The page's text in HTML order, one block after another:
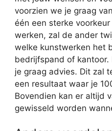
voorzien we je graag
één een sterke
werken, zal de ander
welke kunstwerken het
bedrijfspand of
je graag advies. Dit zal
een resultaat waar je
Bovendien kan er altijd
gewisseld worden